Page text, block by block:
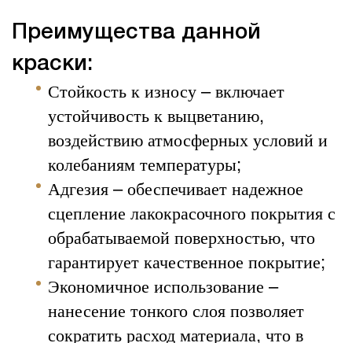
Преимущества данной
краски:
Стойкость к износу – включает
устойчивость к выцветанию,
воздействию атмосферных условий и
колебаниям температуры;
Адгезия – обеспечивает надежное
сцепление лакокрасочного покрытия с
обрабатываемой поверхностью, что
гарантирует качественное покрытие;
Экономичное использование –
нанесение тонкого слоя позволяет
сократить расход материала, что в